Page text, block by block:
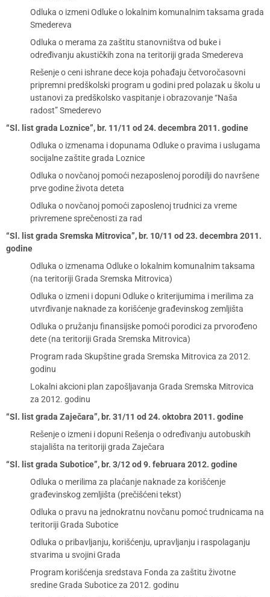
Odluka o izmeni Odluke o lokalnim komunalnim taksama grada
Smedereva
Odluka o merama za zaštitu stanovništva od buke i
određivanju akustičkih zona na teritoriji grada Smedereva
Rešenje o ceni ishrane dece koja pohađaju četvoročasovni
pripremni predškolski program u godini pred polazak u školu u
ustanovi za predškolsko vaspitanje i obrazovanje “Naša
radost” Smederevo
“Sl. list grada Loznice”, br. 11/11 od 24. decembra 2011. godine
Odluka o izmenama i dopunama Odluke o pravima i uslugama
socijalne zaštite grada Loznice
Odluka o novčanoj pomoći nezaposlenoj porodilji do navršene
prve godine života deteta
Odluka o novčanoj pomoći zaposlenoj trudnici za vreme
privremene sprečenosti za rad
“Sl. list grada Sremska Mitrovica”, br. 10/11 od 23. decembra 2011.
godine
Odluka o izmenama Odluke o lokalnim komunalnim taksama
(na teritoriji Grada Sremska Mitrovica)
Odluka o izmeni i dopuni Odluke o kriterijumima i merilima za
utvrđivanje naknade za korišćenje građevinskog zemljišta
Odluka o pružanju finansijske pomoći porodici za prvorođeno
dete (na teritoriji Grada Sremska Mitrovica)
Program rada Skupštine grada Sremska Mitrovica za 2012.
godinu
Lokalni akcioni plan zapošljavanja Grada Sremska Mitrovica
za 2012. godinu
“Sl. list grada Zaječara”, br. 31/11 od 24. oktobra 2011. godine
Rešenje o izmeni i dopuni Rešenja o određivanju autobuskih
stajališta na teritoriji grada Zaječara
“Sl. list grada Subotice”, br. 3/12 od 9. februara 2012. godine
Odluka o merilima za plaćanje naknade za korišćenje
građevinskog zemljišta (prečišćeni tekst)
Odluka o pravu na jednokratnu novčanu pomoć trudnicama na
teritoriji Grada Subotice
Odluka o pribavljanju, korišćenju, upravljanju i raspolaganju
stvarima u svojini Grada
Program korišćenja sredstava Fonda za zaštitu životne
sredine Grada Subotice za 2012. godinu